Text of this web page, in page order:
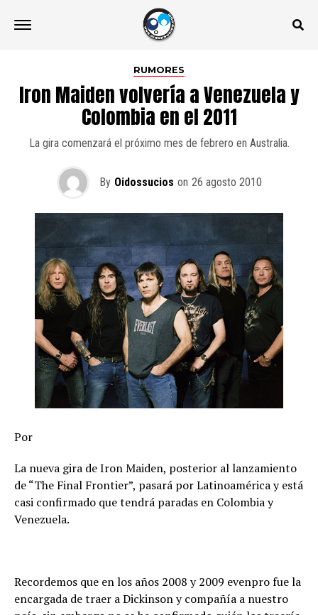
RUMORES
Iron Maiden volvería a Venezuela y
Colombia en el 2011
La gira comenzará el próximo mes de febrero en Australia.
By Oidossucios on 26 agosto 2010
Por
La nueva gira de Iron Maiden, posterior al lanzamiento
de “The Final Frontier”, pasará por Latinoamérica y está
casi confirmado que tendrá paradas en Colombia y
Venezuela.
Recordemos que en los años 2008 y 2009 evenpro fue la
encargada de traer a Dickinson y compañía a nuestro